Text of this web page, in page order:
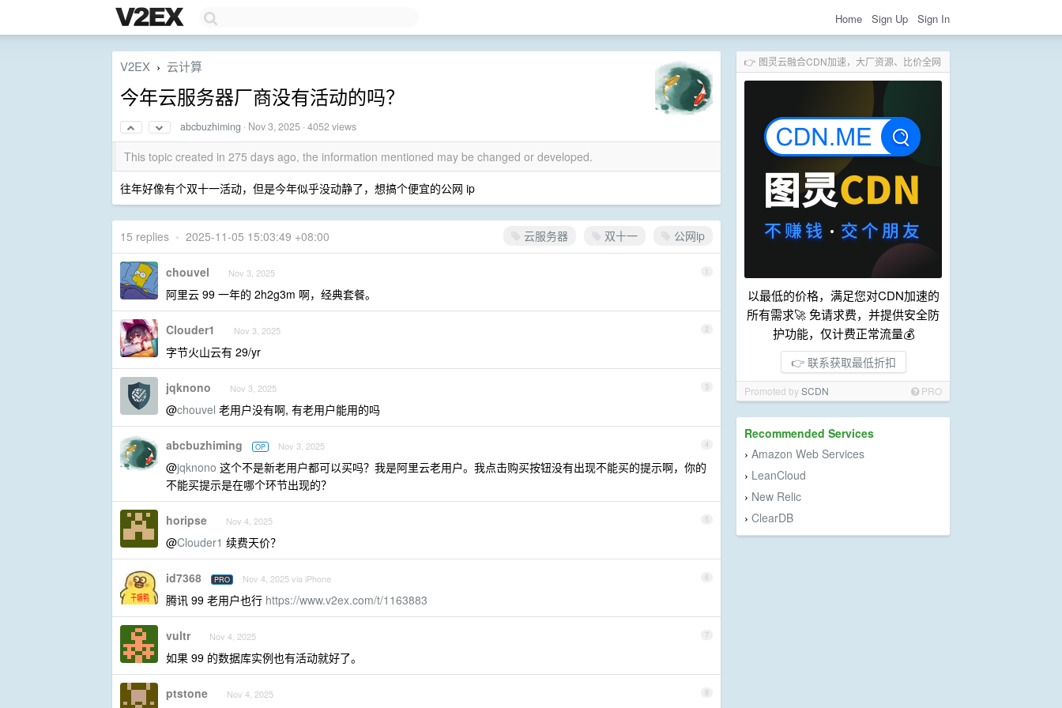
Home Sign Up Sign In
👉 图灵云融合CDN加速，大厂资源、比价全网
以最低的价格，满足您对CDN加速的
所有需求🚀 免请求费，并提供安全防
护功能，仅计费正常流量💰
👉 联系获取最低折扣
Promoted bySCDN PRO
Recommended Services
› Amazon Web Services
› LeanCloud
› New Relic
› ClearDB
V2EX › 云计算
今年云服务器厂商没有活动的吗？
abcbuzhiming · Nov 3, 2025 · 4052 views
This topic created in 275 days ago, the information mentioned may be changed or developed.
往年好像有个双十一活动，但是今年似乎没动静了，想搞个便宜的公网 ip
云服务器 双十一 公网ip
15 replies • 2025-11-05 15:03:49 +08:00
1
chouvel Nov 3, 2025
阿里云 99 一年的 2h2g3m 啊，经典套餐。
2
Clouder1 Nov 3, 2025
字节火山云有 29/yr
3
jqknono Nov 3, 2025
@chouvel 老用户没有啊, 有老用户能用的吗
4
abcbuzhiming OP Nov 3, 2025
@jqknono 这个不是新老用户都可以买吗？我是阿里云老用户。我点击购买按钮没有出现不能买的提示啊，你的
不能买提示是在哪个环节出现的？
5
horipse Nov 4, 2025
@Clouder1 续费天价？
6
id7368 PRO Nov 4, 2025 via iPhone
腾讯 99 老用户也行 https://www.v2ex.com/t/1163883
7
vultr Nov 4, 2025
如果 99 的数据库实例也有活动就好了。
8
ptstone Nov 4, 2025